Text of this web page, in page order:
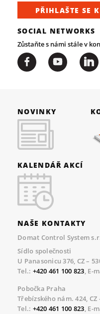
PŘIHLAŠTE SE
SOCIAL NETWORKS
Zůstaňte s námi stále v
NOVINKY
KALENDÁŘ AKCÍ
NAŠE KONTAKTY
Domat Control System
Sídlo společnosti
U Panasonicu 376, CZ –
Tel.: +420 461 100 823, E-
Pobočka Praha
Třebízského nám. 424, CZ
Tel.: +420 461 100 823, E-